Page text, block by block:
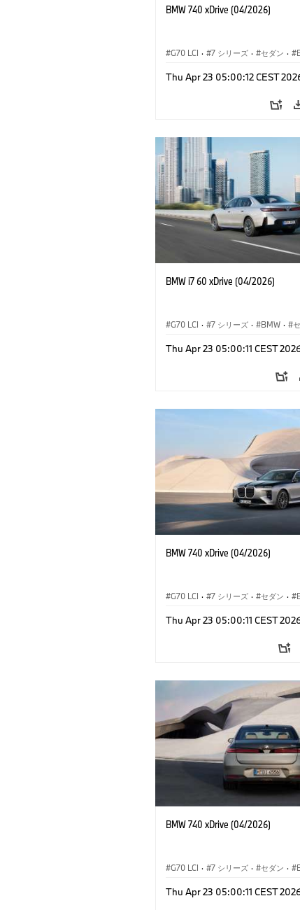
BMW 740 xDrive (04/2026)
G70 LCI · 7 シリーズ · セダン ·
M760e
Thu Apr 23 05:00:12 CEST
BMW i7 60 xDrive (04/2026)
G70 LCI · 7 シリーズ · BMW ·
Thu Apr 23 05:00:11 CEST
BMW 740 xDrive (04/2026)
G70 LCI · 7 シリーズ · セダン ·
M760e
Thu Apr 23 05:00:11 CEST
BMW 740 xDrive (04/2026)
G70 LCI · 7 シリーズ · セダン ·
M760e
Thu Apr 23 05:00:11 CEST